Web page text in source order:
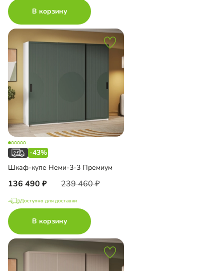
В корзину
-43%
Шкаф-купе Неми-3-3 Премиум
136 490 239 460
Доступно для доставки
В корзину